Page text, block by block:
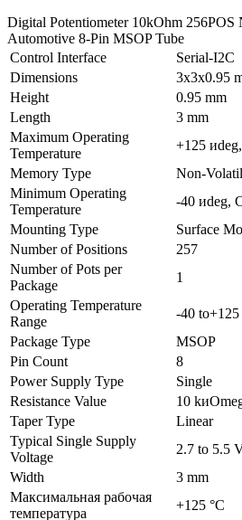
Digital Potentiometer 10kOhm 256POS
Automotive 8-Pin MSOP Tube
Control Interface
Serial-I2C
Dimensions
3x3x0.95
Height
0.95 mm
Length
3 mm
Maximum Operating
Temperature
+125
Memory Type
Non-
Minimum Operating
Temperature
-40 иdeg,
Mounting Type
Surface
Number of Positions
257
Number of Pots per
Package
1
Operating Temperature
Range
-40
Package Type
MSOP
Pin Count
8
Power Supply Type
Single
Resistance Value
10
Taper Type
Linear
Typical Single Supply
Voltage
2.7 to 5.5
Width
3 mm
Максимальная рабочая
температура
+125 °C